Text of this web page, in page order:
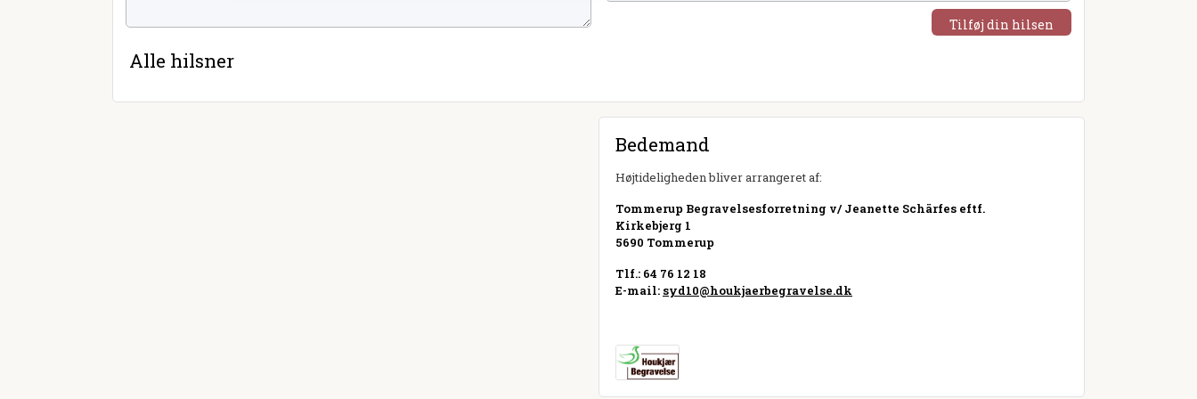
Tilføj din hilsen
Alle hilsner
Bedemand
Højtideligheden bliver arrangeret af:
Tommerup Begravelsesforretning v/ Jeanette Schärfes eftf.
Kirkebjerg 1
5690 Tommerup
Tlf.: 64 76 12 18
E-mail: syd10@houkjaerbegravelse.dk